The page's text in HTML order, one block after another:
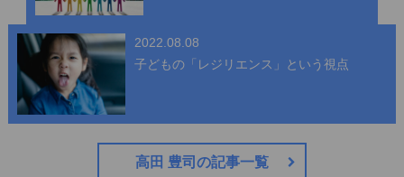
2022.08.08
子どもの「レジリエンス」という視点
高田 豊司の記事一覧